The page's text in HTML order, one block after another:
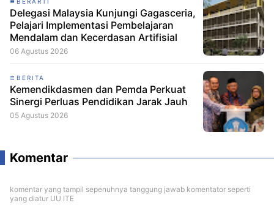
BERARTI
Delegasi Malaysia Kunjungi Gagasceria,
Pelajari Implementasi Pembelajaran
Mendalam dan Kecerdasan Artifisial
06 Agustus 2026
BERITA
Kemendikdasmen dan Pemda Perkuat
Sinergi Perluas Pendidikan Jarak Jauh
05 Agustus 2026
Komentar
komentar yang tampil sepenuhnya tanggung jawab komentator seperti
yang diatur UU ITE